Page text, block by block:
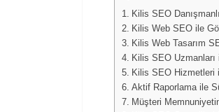
Kilis SEO
Kilis Web SEO ile
Kilis Web Tasarım
Kilis SEO Uzmanları
Kilis SEO Hizmetleri
Aktif Raporlama ile
Müşteri